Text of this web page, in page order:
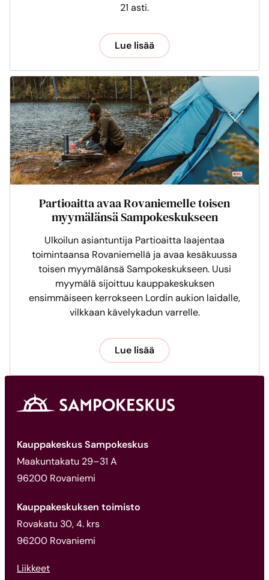
21 asti.
Lue lisää
Partioaitta avaa Rovaniemelle toisen
myymälänsä Sampokeskukseen
Ulkoilun asiantuntija Partioaitta laajentaa
toimintaansa Rovaniemellä ja avaa kesäkuussa
toisen myymälänsä Sampokeskukseen. Uusi
myymälä sijoittuu kauppakeskuksen
ensimmäiseen kerrokseen Lordin aukion laidalle,
vilkkaan kävelykadun varrelle.
Lue lisää
Kauppakeskus Sampokeskus
Maakuntakatu 29–31 A
96200 Rovaniemi
Kauppakeskuksen toimisto
Rovakatu 30, 4. krs
96200 Rovaniemi
Liikkeet